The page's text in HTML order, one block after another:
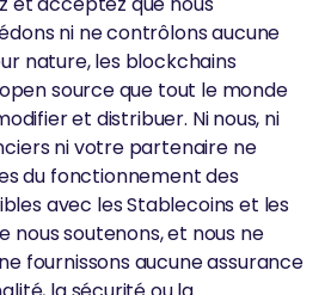
ni ne contrôlons aucune
nature, les blockchains
source que tout le monde
et distribuer. Ni nous, ni
ni votre partenaire ne
du fonctionnement des
avec les Stablecoins et les
nous soutenons, et nous ne
fournissons aucune assurance